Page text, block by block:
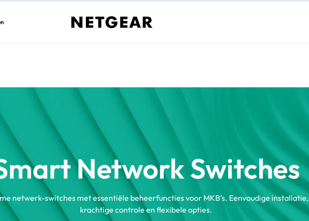
Network Switches
netwerk-switches met essentiële beheerfuncties voor MKB’s. Eenvoudige installatie,
krachtige controle en flexibele opties.